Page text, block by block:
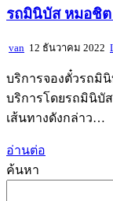
รถมินิบัส หมอชิต
van 12 ธันวาคม 2022
บริการจองตั๋วรถมิ
บริการโดยรถมินิบัส
เส้นทางดังกล่าว…
อ่านต่อ
ค้นหา